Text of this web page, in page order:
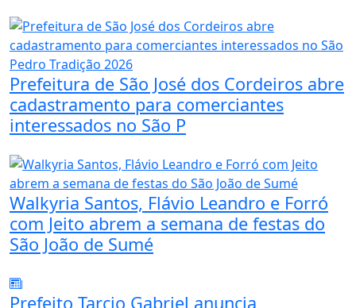
Prefeitura de São José dos Cordeiros abre
cadastramento para comerciantes
interessados no São P
Walkyria Santos, Flávio Leandro e Forró
com Jeito abrem a semana de festas do
São João de Sumé
Prefeito Tarcio Gabriel anuncia